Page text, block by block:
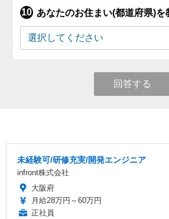
あなたのお住まい(都道府県)を
回答する
未経験可/研修充実/開発エンジニア
infront株式会社
大阪府
月給28万円～60万円
正社員